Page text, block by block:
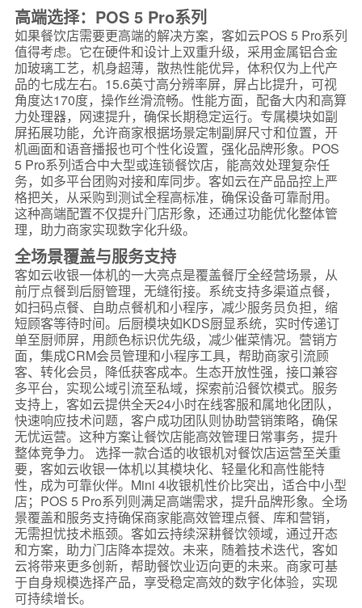
高端选择：POS 5 Pro系列
如果餐饮店需要更高端的解决方案，客如云POS 5 Pro系列
值得考虑。它在硬件和设计上双重升级，采用金属铝合金
加玻璃工艺，机身超薄，散热性能优异，体积仅为上代产
品的七成左右。15.6英寸高分辨率屏，屏占比提升，可视
角度达170度，操作丝滑流畅。性能方面，配备大内和高算
力处理器，网速提升，确保长期稳定运行。专属模块如副
屏拓展功能，允许商家根据场景定制副屏尺寸和位置，开
机画面和语音播报也可个性化设置，强化品牌形象。POS
5 Pro系列适合中大型或连锁餐饮店，能高效处理复杂任
务，如多平台团购对接和库同步。客如云在产品品控上严
格把关，从采购到测试全程高标准，确保设备可靠耐用。
这种高端配置不仅提升门店形象，还通过功能优化整体管
理，助力商家实现数字化升级。
全场景覆盖与服务支持
客如云收银一体机的一大亮点是覆盖餐厅全经营场景，从
前厅点餐到后厨管理，无缝衔接。系统支持多渠道点餐，
如扫码点餐、自助点餐机和小程序，减少服务员负担，缩
短顾客等待时间。后厨模块如KDS厨显系统，实时传递订
单至厨师屏，用颜色标识优先级，减少催菜情况。营销方
面，集成CRM会员管理和小程序工具，帮助商家引流顾
客、转化会员，降低获客成本。生态开放性强，接口兼容
多平台，实现公域引流至私域，探索前沿餐饮模式。服务
支持上，客如云提供全天24小时在线客服和属地化团队，
快速响应技术问题，客户成功团队则协助营销策略，确保
无忧运营。这种方案让餐饮店能高效管理日常事务，提升
整体竞争力。 选择一款合适的收银机对餐饮店运营至关重
要，客如云收银一体机以其模块化、轻量化和高性能特
性，成为可靠伙伴。Mini 4收银机性价比突出，适合中小型
店；POS 5 Pro系列则满足高端需求，提升品牌形象。全场
景覆盖和服务支持确保商家能高效管理点餐、库和营销，
无需担忧技术瓶颈。客如云持续深耕餐饮领域，通过开态
和方案，助力门店降本提效。未来，随着技术迭代，客如
云将带来更多创新，帮助餐饮业迈向更的未来。商家可基
于自身规模选择产品，享受稳定高效的数字化体验，实现
可持续增长。